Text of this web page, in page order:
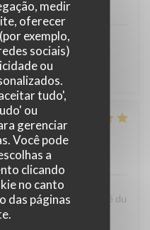
medir
oferecer
exemplo,
sociais)
ou
tudo',
ou
gerenciar
Você pode
a
clicando
no canto
das páginas
au top tres bonne
: 5/5 quality_price
et à la cuisine de qualité du